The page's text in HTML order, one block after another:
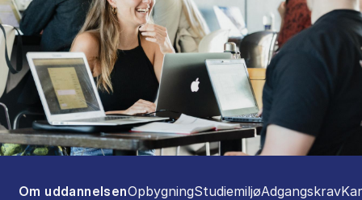
Tablist controls
Show panel
Om uddannelsenShow panel
OpbygningShow panel
StudiemiljøShow panel
Adgangskrav